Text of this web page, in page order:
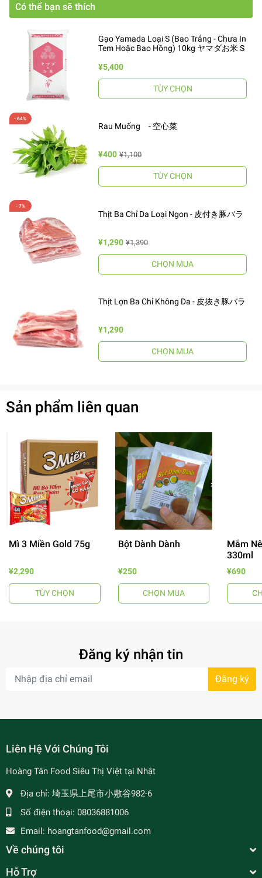
Có thể bạn sẽ thích
Gạo Yamada Loại S (Bao Trắng - Chưa In
Tem Hoặc Bao Hồng) 10kg ヤマダお米 S
¥5,400
TÙY CHỌN
- 64%
Rau Muống - 空心菜
¥400 ¥1,100
TÙY CHỌN
Thịt Ba Chỉ Da Loại Ngon - 皮付き豚バラ
¥1,290 ¥1,390
CHỌN MUA
Thịt Lợn Ba Chỉ Không Da - 皮抜き豚バラ
¥1,290
CHỌN MUA
Sản phẩm liên quan
Mì 3 Miền Gold 75g
¥2,290
TÙY CHỌN
Bột Dành Dành
¥250
CHỌN MUA
Mắm
330ml
¥690
Đăng ký nhận tin
Đăng ký
Liên Hệ Với Chúng Tôi
Hoàng Tân Food Siêu Thị Việt tại Nhật
Địa chỉ: 埼玉県上尾市小敷谷982-6
Số điện thoại: 08036881006
Email: hoangtanfood@gmail.com
Về chúng tôi
Hỗ Trợ